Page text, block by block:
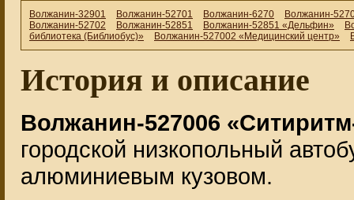
Волжанин-32901 Волжанин-52701 Волжанин-6270
Волжанин-
Волжанин-52702
Волжанин-52851 Волжанин-52851 «Дельфин»
библиотека (Библиобус)»
Волжанин-527002 «Медицинский центр»
История и описание
Волжанин-527006
городской низкопольный
алюминиевым кузовом.